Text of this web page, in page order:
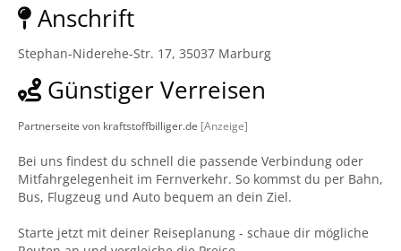
Anschrift
Stephan-Niderehe-Str. 17, 35037 Marburg
Günstiger Verreisen
Partnerseite von kraftstoffbilliger.de [Anzeige]
Bei uns findest du schnell die passende Verbindung oder
Mitfahrgelegenheit im Fernverkehr. So kommst du per Bahn,
Bus, Flugzeug und Auto bequem an dein Ziel.
Starte jetzt mit deiner Reiseplanung - schaue dir mögliche